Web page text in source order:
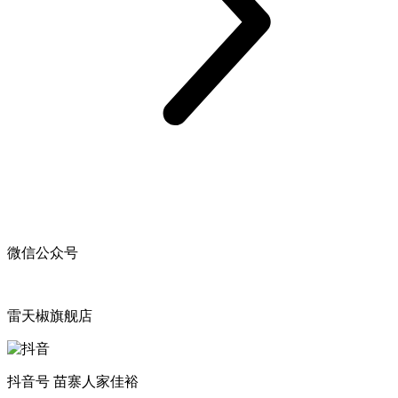
微信公众号
雷天椒旗舰店
抖音号 苗寨人家佳裕